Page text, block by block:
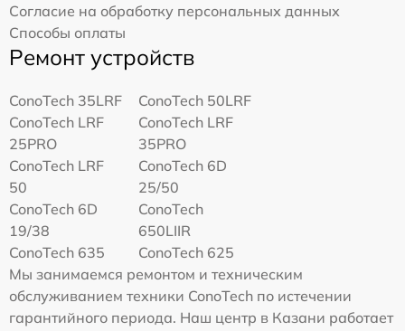
Согласие на обработку персональных данных
Способы оплаты
Ремонт устройств
ConoTech 35LRF
ConoTech 50LRF
ConoTech LRF
25PRO
ConoTech LRF
35PRO
ConoTech LRF
50
ConoTech 6D
25/50
ConoTech 6D
19/38
ConoTech
650LIIR
ConoTech 635
ConoTech 625
Мы занимаемся ремонтом и техническим
обслуживанием техники ConoTech по истечении
гарантийного периода. Наш центр в Казани работает